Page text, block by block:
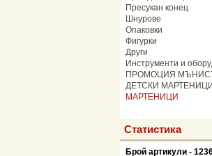
Пресукан конец
Шнурове
Опаковки
Фигурки
Други
Инструменти и
ПРОМОЦИЯ
ДЕТСКИ МАРТЕНИЦИ
МАРТЕНИЦИ
Статистика
Брой артикули -